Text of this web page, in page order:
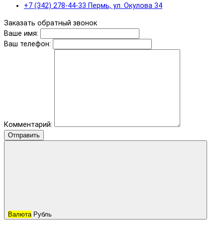
+7 (342) 278-44-33 Пермь, ул. Окулова 34
Заказать обратный звонок
Ваше имя:
Ваш телефон:
Комментарий:
Отправить
Валюта Рубль